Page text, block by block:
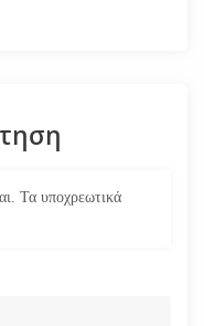
Τα υποχρεωτικά